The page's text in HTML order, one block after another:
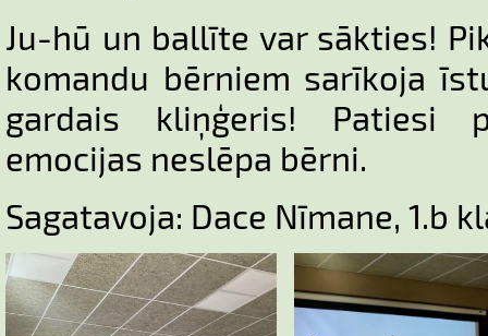
Ju-hū un ballīte var sākties!
komandu bērniem sarīkoja
gardais kliņģeris! Patiesi
emocijas neslēpa bērni.
Sagatavoja: Dace Nīmane, 1.b